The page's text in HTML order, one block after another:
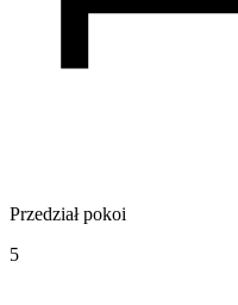
Przedział pokoi
5